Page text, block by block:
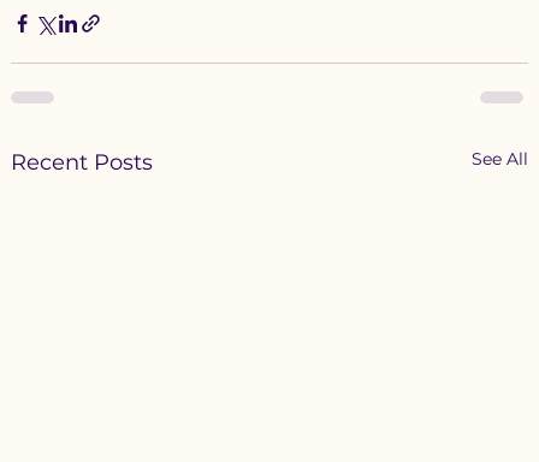
Recent Posts See All